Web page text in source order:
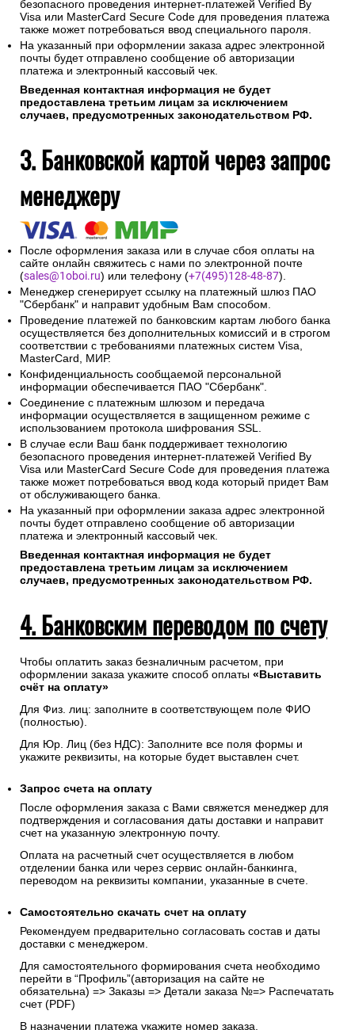
безопасного проведения интернет-платежей Verified By
Visa или MasterCard Secure Code для проведения платежа
также может потребоваться ввод специального пароля.
На указанный при оформлении заказа адрес электронной
почты будет отправлено сообщение об авторизации
платежа и электронный кассовый чек.
Введенная контактная информация не будет
предоставлена третьим лицам за исключением
случаев, предусмотренных законодательством РФ.
3. Банковской картой через запрос
менеджеру
После оформления заказа или в случае сбоя оплаты на
сайте онлайн свяжитесь с нами по электронной почте
(sales@1oboi.ru) или телефону (+7(495)128-48-87).
Менеджер сгенерирует ссылку на платежный шлюз ПАО
"Сбербанк" и направит удобным Вам способом.
Проведение платежей по банковским картам любого банка
осуществляется без дополнительных комиссий и в строгом
соответствии с требованиями платежных систем Visa,
MasterCard, МИР.
Конфиденциальность сообщаемой персональной
информации обеспечивается ПАО "Сбербанк".
Соединение с платежным шлюзом и передача
информации осуществляется в защищенном режиме с
использованием протокола шифрования SSL.
В случае если Ваш банк поддерживает технологию
безопасного проведения интернет-платежей Verified By
Visa или MasterCard Secure Code для проведения платежа
также может потребоваться ввод кода который придет Вам
от обслуживающего банка.
На указанный при оформлении заказа адрес электронной
почты будет отправлено сообщение об авторизации
платежа и электронный кассовый чек.
Введенная контактная информация не будет
предоставлена третьим лицам за исключением
случаев, предусмотренных законодательством РФ.
4. Банковским переводом по счету
Чтобы оплатить заказ безналичным расчетом, при
оформлении заказа укажите способ оплаты «Выставить
счёт на оплату»
Для Физ. лиц: заполните в соответствующем поле ФИО
(полностью).
Для Юр. Лиц (без НДС): Заполните все поля формы и
укажите реквизиты, на которые будет выставлен счет.
Запрос счета на оплату
После оформления заказа с Вами свяжется менеджер для
подтверждения и согласования даты доставки и направит
счет на указанную электронную почту.
Оплата на расчетный счет осуществляется в любом
отделении банка или через сервис онлайн-банкинга,
переводом на реквизиты компании, указанные в счете.
Самостоятельно скачать счет на оплату
Рекомендуем предварительно согласовать состав и даты
доставки с менеджером.
Для самостоятельного формирования счета необходимо
перейти в “Профиль”(авторизация на сайте не
обязательна) => Заказы => Детали заказа №=> Распечатать
счет (PDF)
В назначении платежа укажите номер заказа.